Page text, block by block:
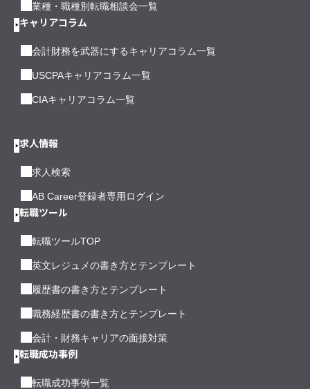
業種・職種別転職相談会一覧
キャリアコラム
会計財務を武器にするキャリアコラム一覧
USCPAキャリアコラム一覧
CIAキャリアコラム一覧
求人情報
求人検索
AB Career登録者専用ログイン
転職ツール
転職ツールTOP
英文レジュメの書き方とテンプレート
履歴書の書き方とテンプレート
職務経歴書の書き方とテンプレート
会計・財務キャリアの面接対策
転職成功事例
転職成功事例一覧